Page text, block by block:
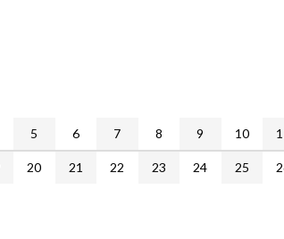
5 6 7 8 9 10
20 21 22 23 24 25